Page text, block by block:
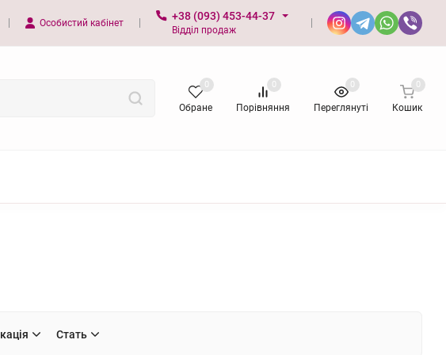
Особистий кабінет
+38 (093) 453-44-37
Відділ продаж
Обране
0
Порівняння
0
Переглянуті
0
Кошик
0
Стать